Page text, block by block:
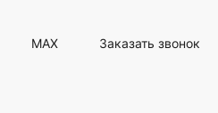
MAX Заказать звонок